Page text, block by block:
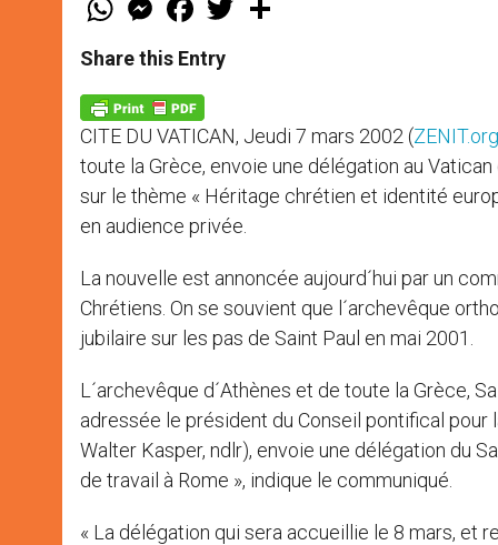
t
s
p
p
e
s
e
g
e
r
a
e
b
k
w
Share this Entry
CITE DU VATICAN, Jeudi 7 mars 2002 (ZENIT.org
toute la Grèce, envoie une délégation au
sur le thème « Héritage chrétien et identité
en audience privée.
La nouvelle est annoncée aujourd´hui par un
Chrétiens. On se souvient que l´archevêque
jubilaire sur les pas de Saint Paul en mai 2001.
L´archevêque d´Athènes et de toute la Grèce,
adressée le président du Conseil pontifical pour
Walter Kasper, ndlr), envoie une délégation du
de travail à Rome », indique le communiqué.
« La délégation qui sera accueillie le 8 mars, et